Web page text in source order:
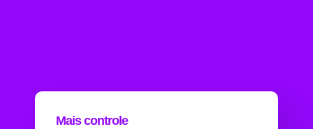
Mais controle